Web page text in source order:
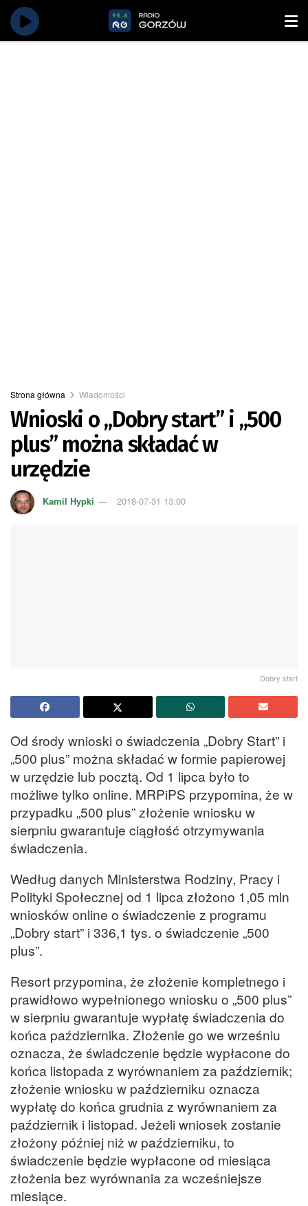
Strona główna Wiadomości
Wnioski o „Dobry start” i „500
plus” można składać w
urzędzie
Kamil Hypki 2018-07-31 13:00
Dobry start
Od środy wnioski o świadczenia „Dobry Start” i
„500 plus” można składać w formie papierowej
w urzędzie lub pocztą. Od 1 lipca było to
możliwe tylko online. MRPiPS przypomina, że w
przypadku „500 plus” złożenie wniosku w
sierpniu gwarantuje ciągłość otrzymywania
świadczenia.
Według danych Ministerstwa Rodziny, Pracy i
Polityki Społecznej od 1 lipca złożono 1,05 mln
wniosków online o świadczenie z programu
„Dobry start” i 336,1 tys. o świadczenie „500
plus”.
Resort przypomina, że złożenie kompletnego i
prawidłowo wypełnionego wniosku o „500 plus”
w sierpniu gwarantuje wypłatę świadczenia do
końca października. Złożenie go we wrześniu
oznacza, że świadczenie będzie wypłacone do
końca listopada z wyrównaniem za październik;
złożenie wniosku w październiku oznacza
wypłatę do końca grudnia z wyrównaniem za
październik i listopad. Jeżeli wniosek zostanie
złożony później niż w październiku, to
świadczenie będzie wypłacone od miesiąca
złożenia bez wyrównania za wcześniejsze
miesiące.